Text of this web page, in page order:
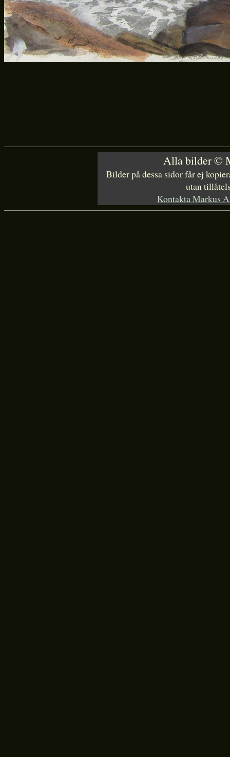
Alla bilder ©
Bilder på dessa sidor får ej
utan
Kontakta Markus